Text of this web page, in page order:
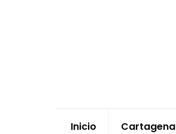
Inicio Cartagena